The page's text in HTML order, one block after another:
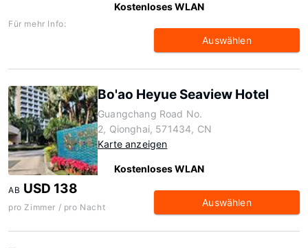
Kostenloses WLAN
Für mehr Info:
Auswählen
Bo'ao Heyue Seaview Hotel
Guangchang Road No.
2, Qionghai, 571434, CN
Karte anzeigen
Kostenloses WLAN
AB USD 138
pro Zimmer / pro Nacht Auswählen